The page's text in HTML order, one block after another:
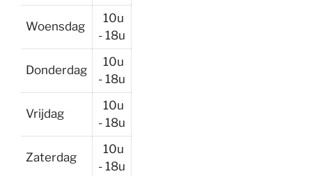
Woensdag
10u
- 18u
Donderdag
10u
- 18u
Vrijdag
10u
- 18u
Zaterdag
10u
- 18u